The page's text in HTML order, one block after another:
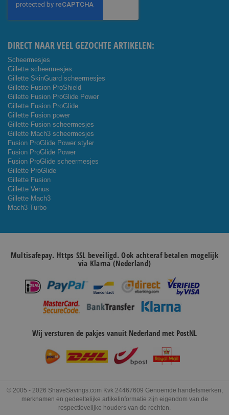
onze
DIRECT NAAR VEEL GEZOCHTE ARTIKELEN:
Scheermesjes
Gillette scheermesjes
Gillette SkinGuard scheermesjes
Gillette Fusion ProShield
Gillette Fusion ProGlide Power
Gillette Fusion ProGlide
Gillette Fusion power
Gillette Fusion scheermesjes
Gillette Mach3 scheermesjes
Fusion ProGlide Power styler
Fusion ProGlide Power
Fusion ProGlide scheermesjes
Gillette ProGlide
Gillette Fusion
Gillette Venus
Gillette Mach3
Mach3 Turbo
Multisafepay. Https SSL beveiligd. Ook achteraf betalen mogelijk
via Klarna (Nederland)
Wij versturen de pakjes vanuit Nederland met PostNL
© 2005 - 2026 ShaveSavings.com Kvk 24467609 Genoemde handelsmerken,
merknamen en gedeeltelijke artikelinformatie zijn eigendom van de
respectievelijke houders van de rechten.